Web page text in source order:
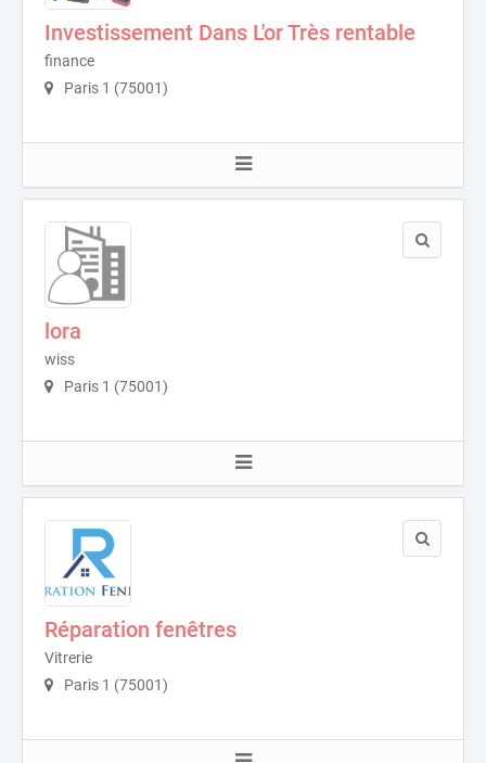
Investissement Dans L'or Très rentable
finance
Paris 1 (75001)
lora
wiss
Paris 1 (75001)
Réparation fenêtres
Vitrerie
Paris 1 (75001)